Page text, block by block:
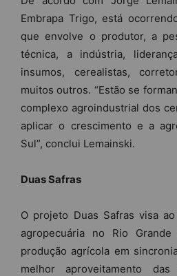
Embrapa Trigo, está
que envolve o produtor, a
técnica, a indústria,
insumos, cerealistas,
muitos outros. “Estão se
complexo agroindustrial dos
aplicar o crescimento e a
Sul”, conclui Lemainski.
Duas Safras
O projeto Duas Safras visa
agropecuária no Rio
produção agrícola em
melhor aproveitamento